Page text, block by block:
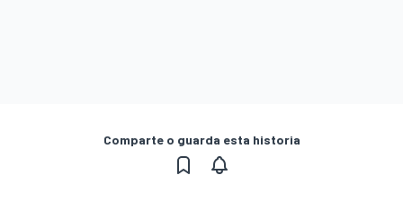
Comparte o guarda esta historia